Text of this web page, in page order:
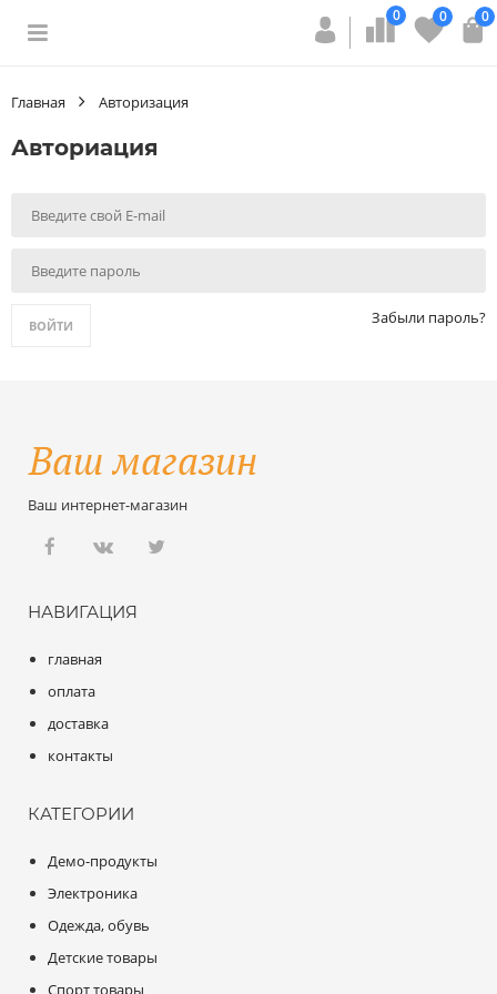
0 0 0
Главная Авторизация
Авториация
ВОЙТИ Забыли пароль?
Ваш интернет-магазин
НАВИГАЦИЯ
главная
оплата
доставка
контакты
КАТЕГОРИИ
Демо-продукты
Электроника
Одежда, обувь
Детские товары
Спорт товары